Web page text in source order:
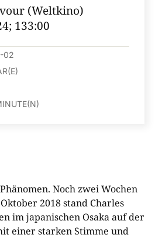
(Weltkino)
133:00
02
Noch zwei Wochen
2018 stand Charles
im japanischen Osaka auf der
einer starken Stimme und